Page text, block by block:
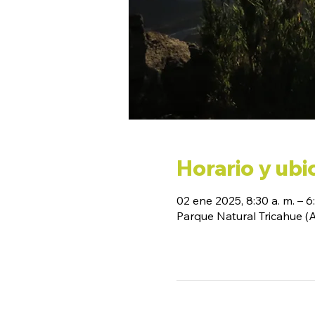
Horario y
02 ene 2025, 8:30 a. m. –
Parque Natural Tricahue